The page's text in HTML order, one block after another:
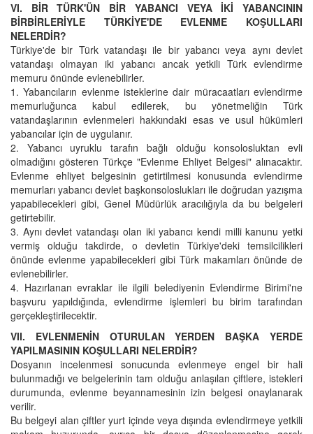
VI. BİR TÜRK'ÜN BİR YABANCI VEYA İKİ YABANCININ
BİRBİRLERİYLE TÜRKİYE'DE EVLENME KOŞULLARI
NELERDİR?
Türkiye'de bir Türk vatandaşı ile bir yabancı veya aynı devlet
vatandaşı olmayan iki yabancı ancak yetkili Türk evlendirme
memuru önünde evlenebilirler.
1. Yabancıların evlenme isteklerine dair müracaatları evlendirme
memurluğunca kabul edilerek, bu yönetmeliğin Türk
vatandaşlarının evlenmeleri hakkındaki esas ve usul hükümleri
yabancılar için de uygulanır.
2. Yabancı uyruklu tarafın bağlı olduğu konsolosluktan evli
olmadığını gösteren Türkçe "Evlenme Ehliyet Belgesi" alınacaktır.
Evlenme ehliyet belgesinin getirtilmesi konusunda evlendirme
memurları yabancı devlet başkonsoloslukları ile doğrudan yazışma
yapabilecekleri gibi, Genel Müdürlük aracılığıyla da bu belgeleri
getirtebilir.
3. Aynı devlet vatandaşı olan iki yabancı kendi milli kanunu yetki
vermiş olduğu takdirde, o devletin Türkiye'deki temsilcilikleri
önünde evlenme yapabilecekleri gibi Türk makamları önünde de
evlenebilirler.
4. Hazırlanan evraklar ile ilgili belediyenin Evlendirme Birimi'ne
başvuru yapıldığında, evlendirme işlemleri bu birim tarafından
gerçekleştirilecektir.
VII. EVLENMENİN OTURULAN YERDEN BAŞKA YERDE
YAPILMASININ KOŞULLARI NELERDİR?
Dosyanın incelenmesi sonucunda evlenmeye engel bir hali
bulunmadığı ve belgelerinin tam olduğu anlaşılan çiftlere, istekleri
durumunda, evlenme beyannamesinin izin belgesi onaylanarak
verilir.
Bu belgeyi alan çiftler yurt içinde veya dışında evlendirmeye yetkili